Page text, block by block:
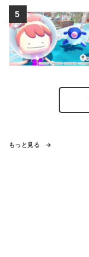
もっと見る